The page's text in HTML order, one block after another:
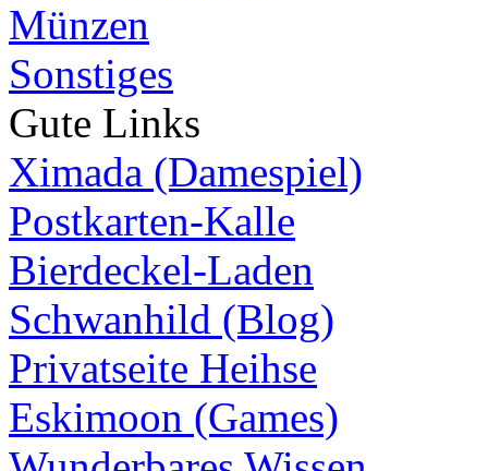
Münzen
Sonstiges
Gute Links
Ximada (Damespiel)
Postkarten-Kalle
Bierdeckel-Laden
Schwanhild (Blog)
Privatseite Heihse
Eskimoon (Games)